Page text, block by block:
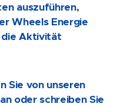
auszuführen,
Wheels Energie
die Aktivität
Sie von unseren
oder schreiben Sie